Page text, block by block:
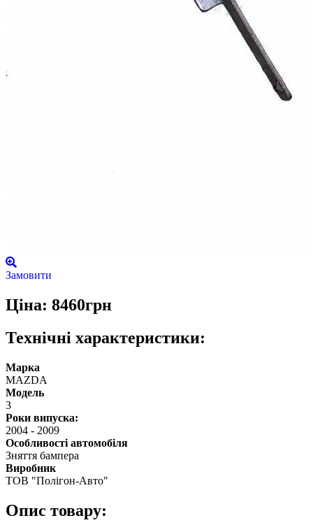
Замовити
Ціна: 8460грн
Технічні характеристики:
Марка
MAZDA
Модель
3
Роки випуска:
2004 - 2009
Особливості автомобіля
Зняття бампера
Виробник
ТОВ "Полігон-Авто"
Опис товару: